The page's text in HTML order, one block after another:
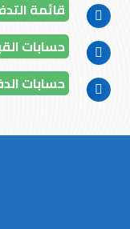
قائمة
حسابات
حسابات